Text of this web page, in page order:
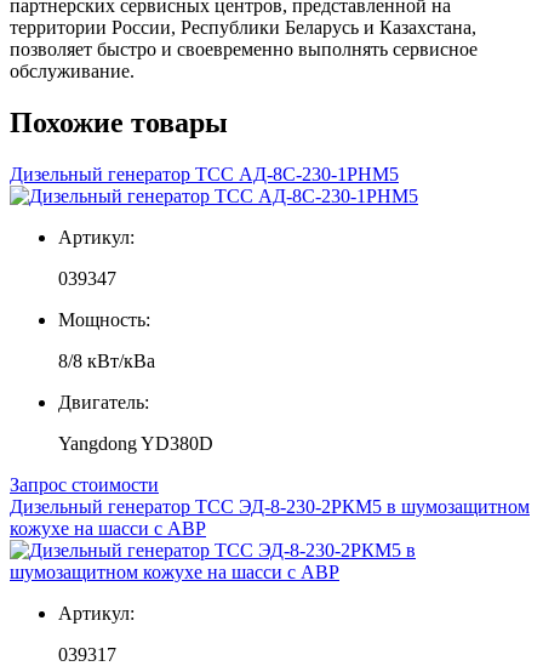
партнерских сервисных центров, представленной на
территории России, Республики Беларусь и Казахстана,
позволяет быстро и своевременно выполнять сервисное
обслуживание.
Похожие товары
Дизельный генератор ТСС АД-8С-230-1РНМ5
Артикул:
039347
Мощность:
8/8 кВт/кВа
Двигатель:
Yangdong YD380D
Запрос стоимости
Дизельный генератор ТСС ЭД-8-230-2РКМ5 в шумозащитном
кожухе на шасси с АВР
Артикул:
039317